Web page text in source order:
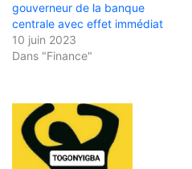
gouverneur de la banque
centrale avec effet immédiat
10 juin 2023
Dans "Finance"